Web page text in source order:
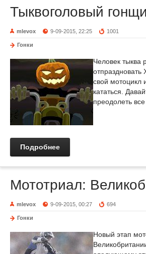
Тыквоголовый
mlevox 9-09-2015, 22:25 1001
Гонки
Человек тыква
отпраздновать
свой мотоцикл
кататься.
преодолеть все
Подробнее
Мототриал:
mlevox 9-09-2015, 00:27 694
Гонки
Новый этап